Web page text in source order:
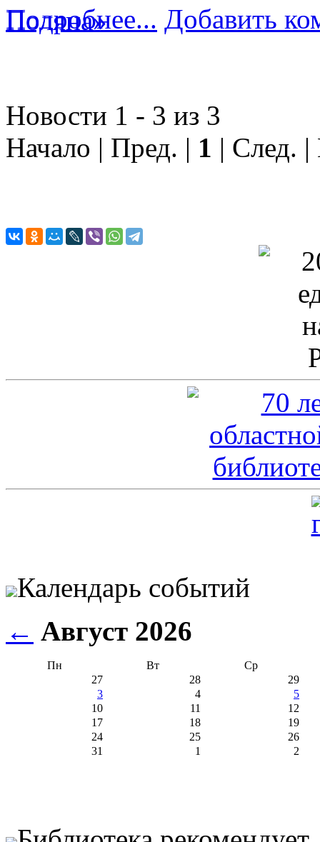
Подробнее... Добавить
Новости 1 - 3 из 3
Начало | Пред. | 1 | След.
Календарь событий
← Август 2026
Пн Вт
Ср
27
28
29
3
4
5
10
11
12
17
18
19
24
25
26
31
1 2